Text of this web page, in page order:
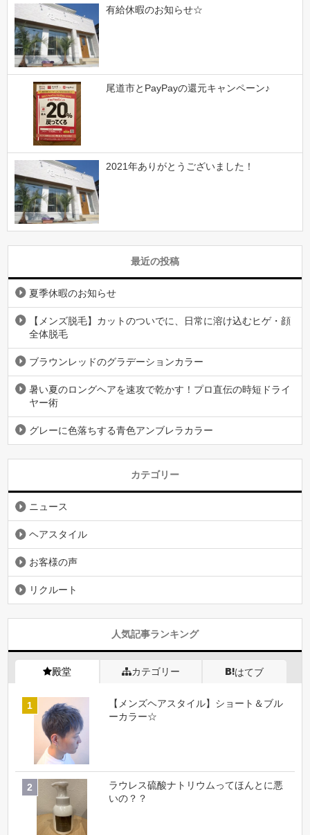
有給休暇のお知らせ☆
尾道市とPayPayの還元キャンペーン♪
2021年ありがとうございました！
最近の投稿
夏季休暇のお知らせ
【メンズ脱毛】カットのついでに、日常に溶け込むヒゲ・顔
全体脱毛
ブラウンレッドのグラデーションカラー
暑い夏のロングヘアを速攻で乾かす！プロ直伝の時短ドライ
ヤー術
グレーに色落ちする青色アンブレラカラー
カテゴリー
ニュース
ヘアスタイル
お客様の声
リクルート
人気記事ランキング
殿堂 カテゴリー はてブ
【メンズヘアスタイル】ショート＆ブル
ーカラー☆
ラウレス硫酸ナトリウムってほんとに悪
いの？？